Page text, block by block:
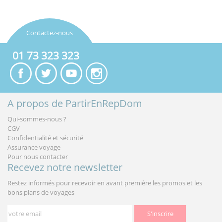
Contactez-nous
01 73 323 323
A propos de PartirEnRepDom
Qui-sommes-nous ?
CGV
Confidentialité et sécurité
Assurance voyage
Pour nous contacter
Recevez notre newsletter
Restez informés pour recevoir en avant première les promos et les
bons plans de voyages
S'inscrire